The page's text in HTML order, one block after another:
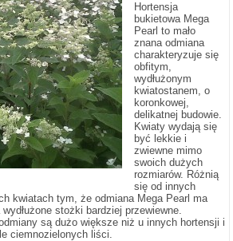
Hortensja
bukietowa Mega
Pearl to mało
znana odmiana
charakteryzuje się
obfitym,
wydłużonym
kwiatostanem, o
koronkowej,
delikatnej budowie.
Kwiaty wydają się
być lekkie i
zwiewne mimo
swoich dużych
rozmiarów. Różnią
się od innych
kwiatach tym, że odmiana Mega Pearl ma
stożki bardziej przewiewne.
są dużo większe niż u innych hortensji i
ciemnozielonych liści.